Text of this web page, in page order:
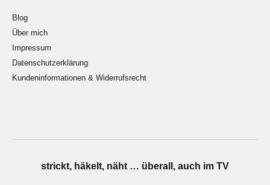
Blog
Über mich
Impressum
Datenschutzerklärung
Kundeninformationen & Widerrufsrecht
strickt, häkelt, näht … überall, auch im TV